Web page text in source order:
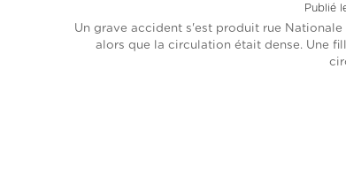
Publié
Un grave accident s'est produit rue
alors que la circulation était dense. Une